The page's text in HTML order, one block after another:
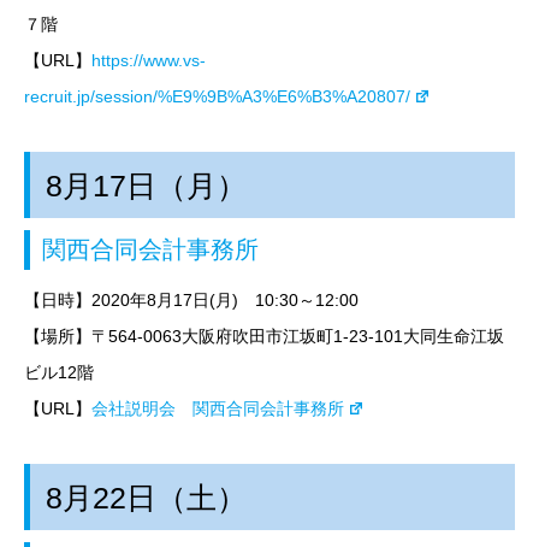
７階
【URL】 https://www.vs-
recruit.jp/session/%E9%9B%A3%E6%B3%A20807/
8月17日（月）
関西合同会計事務所
【日時】2020年8月17日(月) 10:30～12:00
【場所】〒564-0063大阪府吹田市江坂町1-23-101大同生命江坂
ビル12階
【URL】 会社説明会 関西合同会計事務所
8月22日（土）